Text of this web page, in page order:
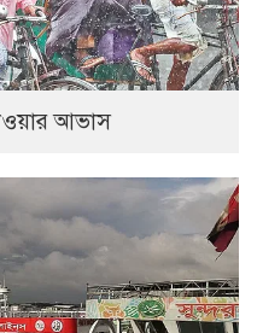
আভাস